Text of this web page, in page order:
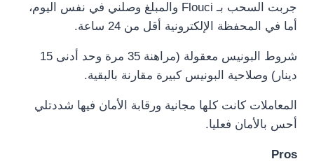
جربت السحب بـ Flouci والمبلغ وصلني في نفس اليوم،
أما في المحفظة الإلكترونية أقل من 24 ساعة.
شروط البونيس معقولة (مراهنة 35 مرة وحد أدنى 15
دينار) وصلاحية البونيس كبيرة مقارنة بالبقية.
المعاملات كانت كلها مجانية ورقابة الأمان فيها شددتلي
أحس بالأمان فعليا.
Pros